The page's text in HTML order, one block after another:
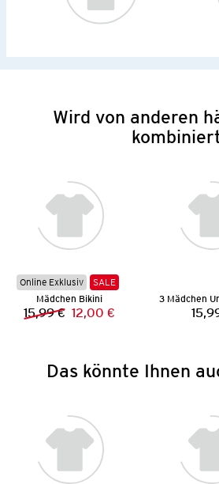
Wird von anderen
Online Exklusiv
SALE
Mädchen Bikini
Vorheriger Preis:
15,99 € Neuer Preis:
12,00 €
Das könnte Ihnen